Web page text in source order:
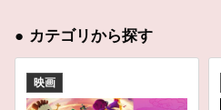
● カテゴリから探す
映画